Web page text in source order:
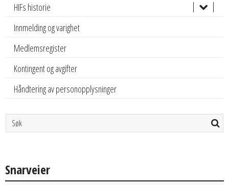
HIFs historie
Innmelding og varighet
Medlemsregister
Kontingent og avgifter
Håndtering av personopplysninger
Snarveier